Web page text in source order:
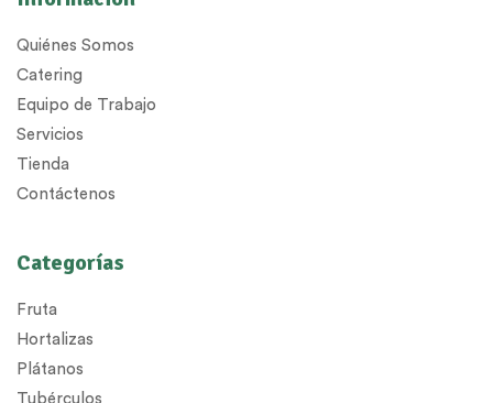
Quiénes Somos
Catering
Equipo de Trabajo
Servicios
Tienda
Contáctenos
Categorías
Fruta
Hortalizas
Plátanos
Tubérculos